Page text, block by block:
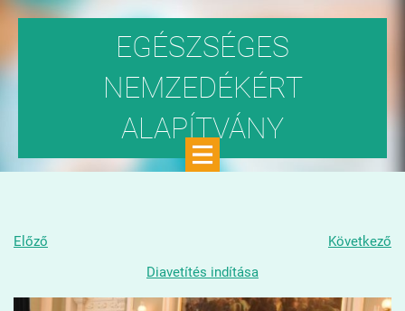
EGÉSZSÉGES
NEMZEDÉKÉRT
ALAPÍTVÁNY
Előző
Következő
Diavetítés indítása